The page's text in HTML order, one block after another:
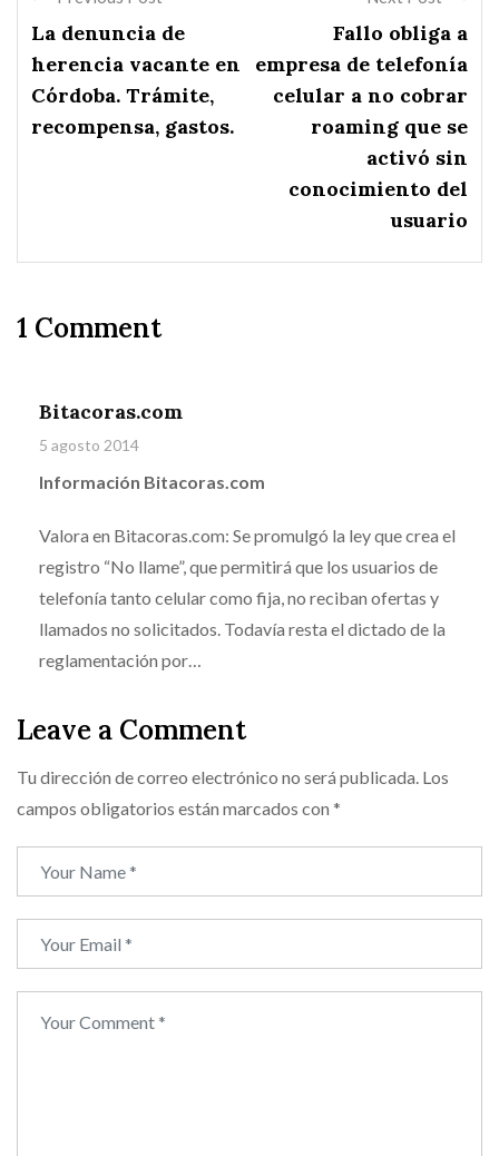
La denuncia de
herencia vacante en
Córdoba. Trámite,
recompensa, gastos.
Fallo obliga a
empresa de telefonía
celular a no cobrar
roaming que se
activó sin
conocimiento del
usuario
1 Comment
Bitacoras.com
5 agosto 2014
Información Bitacoras.com
Valora en Bitacoras.com: Se promulgó la ley que crea el
registro “No llame”, que permitirá que los usuarios de
telefonía tanto celular como fija, no reciban ofertas y
llamados no solicitados. Todavía resta el dictado de la
reglamentación por…
Leave a Comment
Tu dirección de correo electrónico no será publicada. Los
campos obligatorios están marcados con *